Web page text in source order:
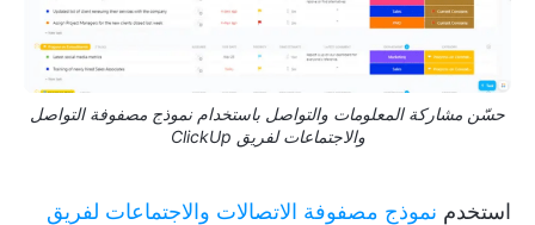
حسّن مشاركة المعلومات والتواصل باستخدام نموذج مصفوفة التواصل
والاجتماعات لفريق ClickUp
استخدم نموذج مصفوفة الاتصالات والاجتماعات لفريق